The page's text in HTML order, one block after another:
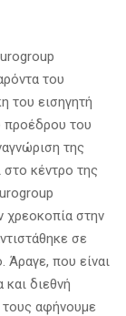
του
του εισηγητή
προέδρου του
της
κέντρο της
χρεοκοπία στην
σε
Άραγε, που είναι
και διεθνή
αφήνουμε